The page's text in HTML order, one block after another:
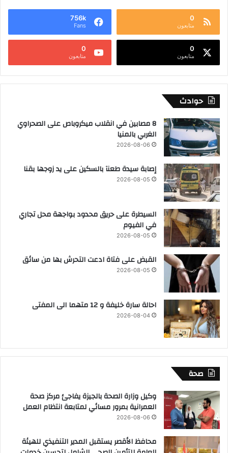
0
متابعون
756k
Fans
0
متابعون
0
متابعون
حوادث
8 مصابين في انقلاب ميكروباص على الصحراوي
الغربي بالمنيا
2026-08-06
إصابة سيدة طعنآ بالسكين على يد زوجها بقنا
2026-08-05
السيطرة على حريق محدود بواجهة محل تجاري
في الفيوم
2026-08-05
القبض على فتاة ادعت التحرش بها من سائق
2026-08-05
احالة سارة خليفة و 12 متهما الى المفتى
2026-08-04
صحة
وكيل وزارة الصحة بالجيزة يفاجئ مركز صحة
العمرانية بمرور مسائي لمتابعة انتظام العمل
2026-08-06
محافظ الأقصر يستقبل المدير التنفيذي للهيئة